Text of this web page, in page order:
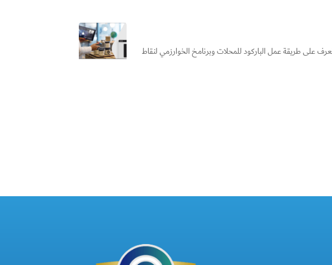
على طريقة عمل الباركود للمحلات وبرنامخ الخوارزمي لنقاط